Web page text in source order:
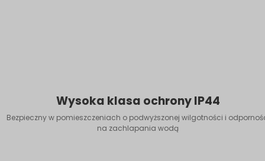
Wysoka klasa ochrony IP44
Bezpieczny w pomieszczeniach o podwyższonej wilgotności i
na zachlapania wodą